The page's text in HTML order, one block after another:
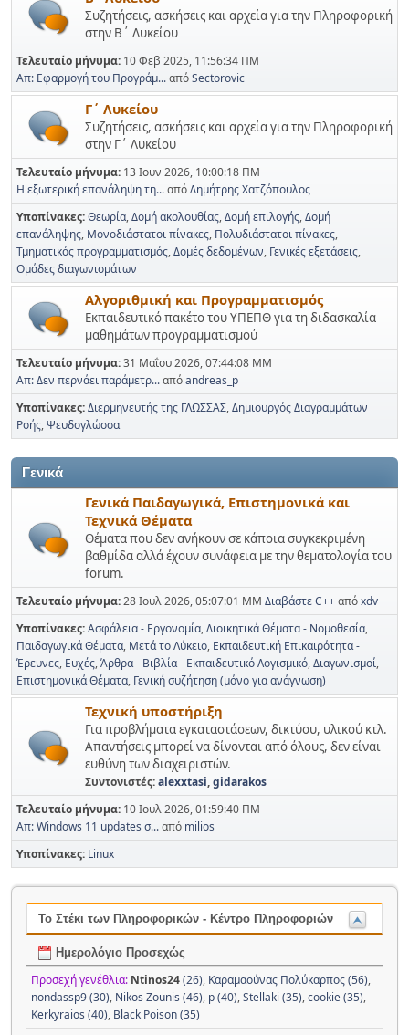
Συζητήσεις, ασκήσεις και αρχεία για την Πληροφορική
στην Β΄ Λυκείου
Τελευταίο μήνυμα: 10 Φεβ 2025, 11:56:34 ΠΜ
Απ: Εφαρμογή του Προγράμ...απόSectorovic
Γ΄ Λυκείου
Συζητήσεις, ασκήσεις και αρχεία για την Πληροφορική
στην Γ΄ Λυκείου
Τελευταίο μήνυμα: 13 Ιουν 2026, 10:00:18 ΠΜ
Η εξωτερική επανάληψη τη...απόΔημήτρης Χατζόπουλος
Υποπίνακες Θεωρία Δομή ακολουθίας Δομή επιλογής Δομή
επανάληψης Μονοδιάστατοι πίνακες Πολυδιάστατοι πίνακες
Τμηματικός προγραμματισμός Δομές δεδομένων Γενικές εξετάσεις
Ομάδες διαγωνισμάτων
Αλγοριθμική και Προγραμματισμός
Εκπαιδευτικό πακέτο του ΥΠΕΠΘ για τη διδασκαλία
μαθημάτων προγραμματισμού
Τελευταίο μήνυμα:31 Μαΐου 2026, 07:44:08 ΜΜ
Απ: Δεν περνάει παράμετρ...απόandreas_p
Υποπίνακες Διερμηνευτής της ΓΛΩΣΣΑΣ Δημιουργός Διαγραμμάτων
Ροής Ψευδογλώσσα
Γενικά
Γενικά Παιδαγωγικά, Επιστημονικά και
Τεχνικά Θέματα
Θέματα που δεν ανήκουν σε κάποια συγκεκριμένη
βαθμίδα αλλά έχουν συνάφεια με την θεματολογία του
forum.
Τελευταίο μήνυμα:28 Ιουλ 2026, 05:07:01 ΜΜ Διαβάστε C++απόxdv
Υποπίνακες Ασφάλεια - Εργονομία Διοικητικά Θέματα - Νομοθεσία
Παιδαγωγικά Θέματα Μετά το Λύκειο Εκπαιδευτική Επικαιρότητα -
Έρευνες Ευχές Άρθρα - Βιβλία - Εκπαιδευτικό Λογισμικό Διαγωνισμοί
Επιστημονικά Θέματα Γενική συζήτηση (μόνο για ανάγνωση)
Τεχνική υποστήριξη
Για προβλήματα εγκαταστάσεων, δικτύου, υλικού κτλ.
Απαντήσεις μπορεί να δίνονται από όλους, δεν είναι
ευθύνη των διαχειριστών.
Συντονιστές:alexxtasi,gidarakos
Τελευταίο μήνυμα: 10 Ιουλ 2026, 01:59:40 ΠΜ
Απ: Windows 11 updates σ...από milios
Υποπίνακες Linux
Το Στέκι των Πληροφορικών - Κέντρο Πληροφοριών
Ημερολόγιο Προσεχώς
Προσεχή γενέθλια: Ntinos24(26), Καραμαούνας Πολύκαρπος (56),
nondassp9 (30), Nikos Zounis (46), p (40),Stellaki (35),cookie (35),
Kerkyraios (40), Black Poison (35)